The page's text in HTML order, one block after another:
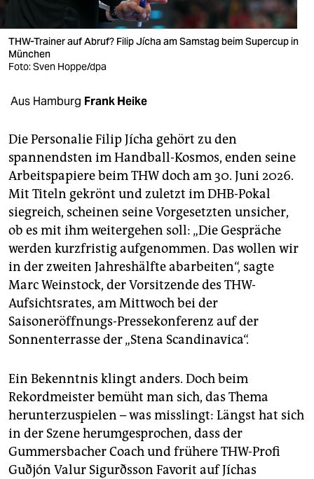
veranstaltungen
shop
fragen & hilfe
genossenschaft
epaper login
THW-Trainer auf Abruf? Filip Jícha am Samstag beim Supercup in
München
Foto: Sven Hoppe/dpa
Aus Hamburg Frank Heike
Die Personalie Filip Jícha gehört zu den
spannendsten im Handball-Kosmos, enden seine
Arbeitspapiere beim THW doch am 30. Juni 2026.
Mit Titeln gekrönt und zuletzt im DHB-Pokal
siegreich, scheinen seine Vorgesetzten unsicher,
ob es mit ihm weitergehen soll: „Die Gespräche
werden kurzfristig aufgenommen. Das wollen wir
in der zweiten Jahreshälfte abarbeiten“, sagte
Marc Weinstock, der Vorsitzende des THW-
Aufsichtsrates, am Mittwoch bei der
Saisoneröffnungs-Pressekonferenz auf der
Sonnenterrasse der „Stena Scandinavica“.
Ein Bekenntnis klingt anders. Doch beim
Rekordmeister bemüht man sich, das Thema
herunterzuspielen – was misslingt: Längst hat sich
in der Szene herumgesprochen, dass der
Gummersbacher Coach und frühere THW-Profi
Guðjón Valur Sigurðsson Favorit auf Jíchas